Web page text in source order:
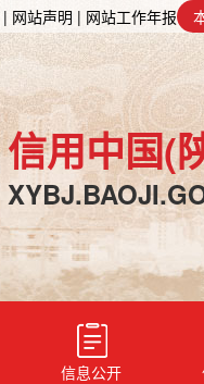
| 网站声明 | 网站工作年报
信用中国(
信息公开